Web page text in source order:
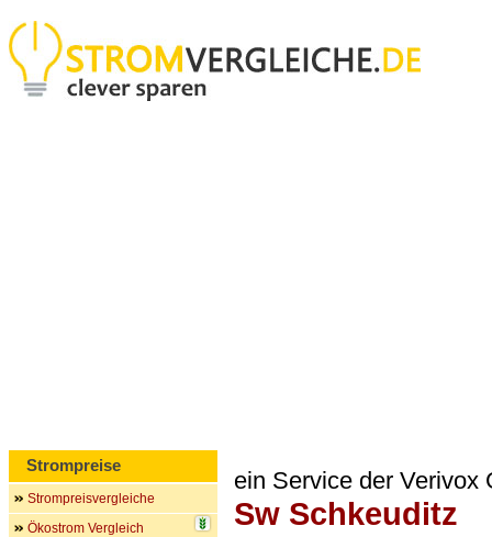
ein Service der Verivox
Sw Schkeuditz
Strompreise
Strompreisvergleiche
Ökostrom Vergleich